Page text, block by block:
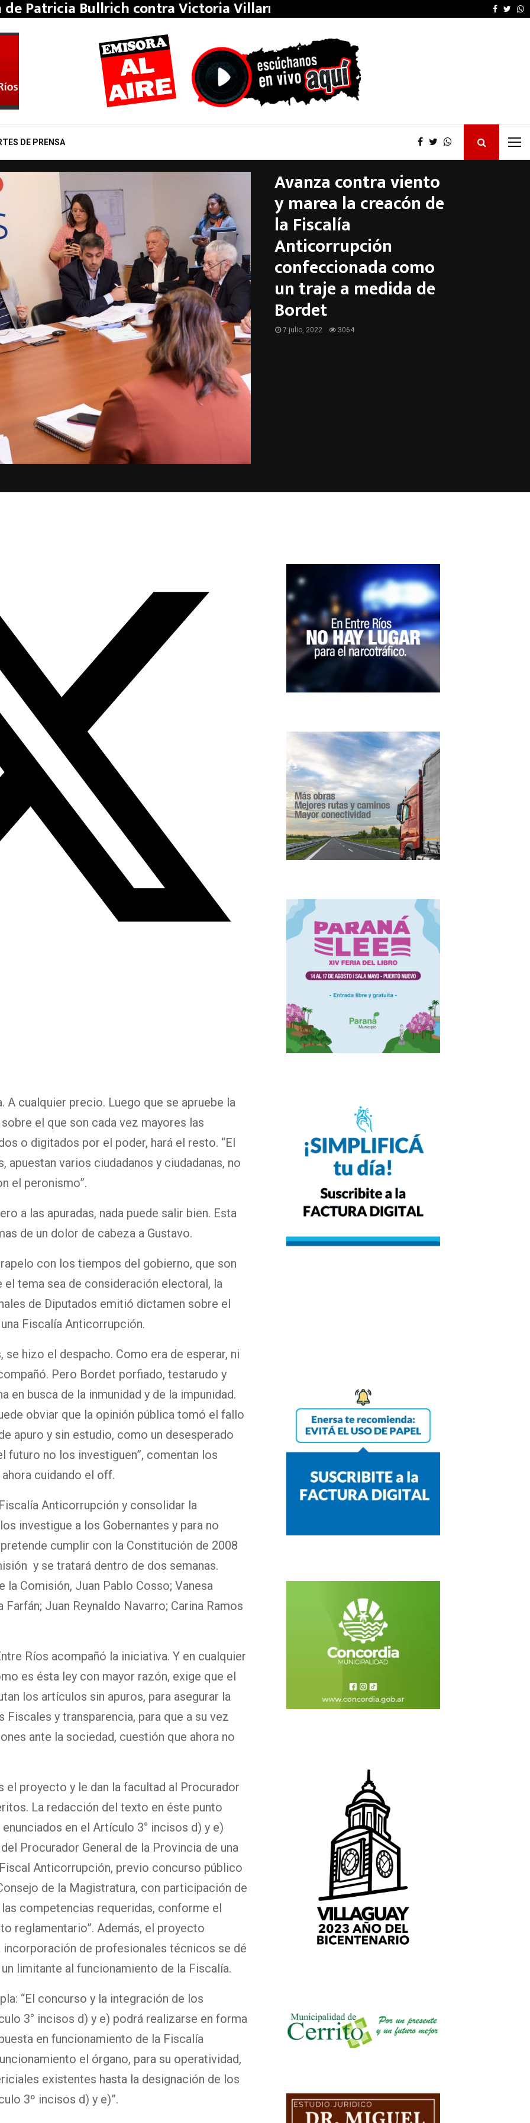
de Patricia Bullrich contra Victoria Villarruel… El Concejo
DE PRENSA
Avanza contra viento
y marea la creacón de
la Fiscalía
Anticorrupción
confeccionada como
un traje a medida de
Bordet
7 julio, 2022 3064
A cualquier precio. Luego que se apruebe la
el que son cada vez mayores las
o digitados por el poder, hará el resto. “El
apuestan varios ciudadanos y ciudadanas, no
el peronismo”.
a las apuradas, nada puede salir bien. Esta
de un dolor de cabeza a Gustavo.
con los tiempos del gobierno, que son
el tema sea de consideración electoral, la
de Diputados emitió dictamen sobre el
Fiscalía Anticorrupción.
hizo el despacho. Como era de esperar, ni
Pero Bordet porfiado, testarudo y
en busca de la inmunidad y de la impunidad.
obviar que la opinión pública tomó el fallo
apuro y sin estudio, como un desesperado
futuro no los investiguen”, comentan los
cuidando el off.
Anticorrupción y consolidar la
investigue a los Gobernantes y para no
cumplir con la Constitución de 2008
y se tratará dentro de dos semanas.
Comisión, Juan Pablo Cosso; Vanesa
Juan Reynaldo Navarro; Carina Ramos
Ríos acompañó la iniciativa. Y en cualquier
es ésta ley con mayor razón, exige que el
los artículos sin apuros, para asegurar la
y transparencia, para que a su vez
ante la sociedad, cuestión que ahora no
el proyecto y le dan la facultad al Procurador
La redacción del texto en éste punto
en el Artículo 3° incisos d) y e)
Procurador General de la Provincia de una
Anticorrupción, previo concurso público
de la Magistratura, con participación de
competencias requeridas, conforme el
reglamentario”. Además, el proyecto
de profesionales técnicos se dé
limitante al funcionamiento de la Fiscalía.
“El concurso y la integración de los
3° incisos d) y e) podrá realizarse en forma
en funcionamiento de la Fiscalía
el órgano, para su operatividad,
existentes hasta la designación de los
3º incisos d) y e)”.